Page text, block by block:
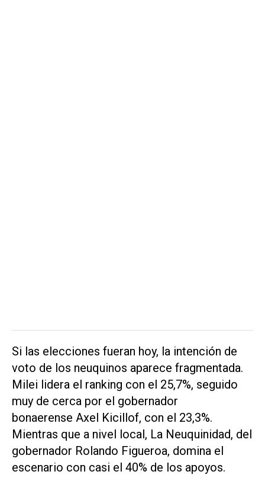
Si las elecciones fueran hoy, la intención de
voto de los neuquinos aparece fragmentada.
Milei lidera el ranking con el 25,7%, seguido
muy de cerca por el gobernador
bonaerense Axel Kicillof, con el 23,3%.
Mientras que a nivel local, La Neuquinidad, del
gobernador Rolando Figueroa, domina el
escenario con casi el 40% de los apoyos.